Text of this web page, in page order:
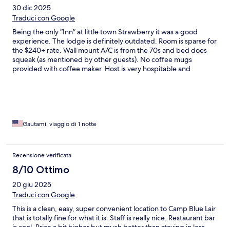
30 dic 2025
Traduci con Google
Being the only “Inn” at little town Strawberry it was a good
experience. The lodge is definitely outdated. Room is sparse for
the $240+ rate. Wall mount A/C is from the 70s and bed does
squeak (as mentioned by other guests). No coffee mugs
provided with coffee maker. Host is very hospitable and
Gautami, viaggio di 1 notte
Recensione verificata
8/10 Ottimo
20 giu 2025
Traduci con Google
This is a clean, easy, super convenient location to Camp Blue Lair
that is totally fine for what it is. Staff is really nice. Restaurant bar